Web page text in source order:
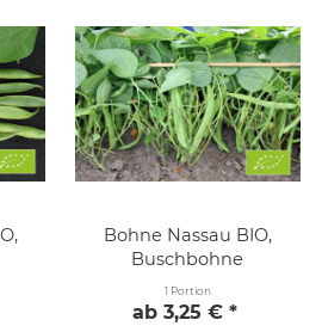
Bohne Nassau BIO,
Buschbohne
1 Portion
ab 3,25 € *